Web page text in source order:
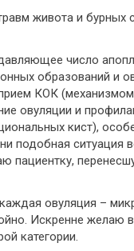
живота и бурных
число
образований и
КОК (механизмом
овуляции и
кист),
подобная ситуация
пациентку,
овуляция –
Искренне желаю
категории.